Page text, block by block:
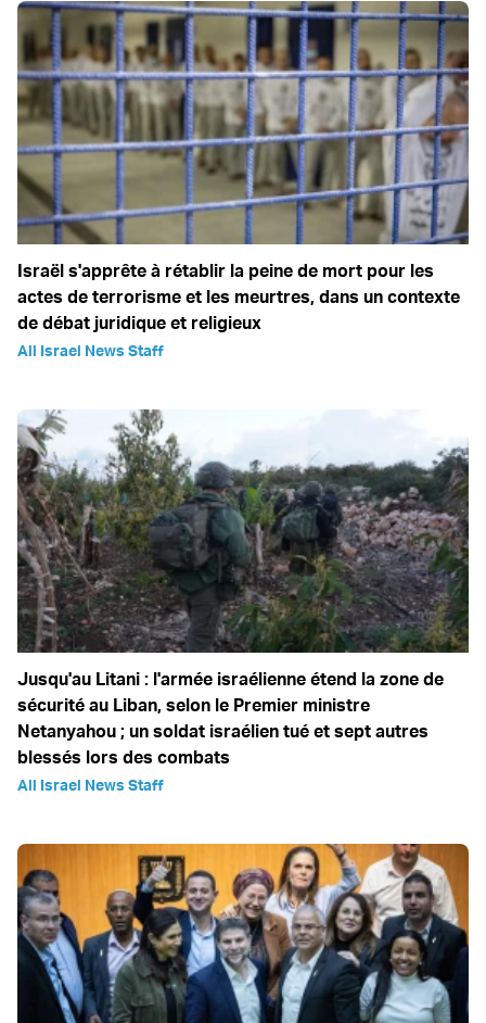
Israël s'apprête à rétablir la peine de mort pour les
actes de terrorisme et les meurtres, dans un contexte
de débat juridique et religieux
All Israel News Staff
Jusqu'au Litani : l'armée israélienne étend la zone de
sécurité au Liban, selon le Premier ministre
Netanyahou ; un soldat israélien tué et sept autres
blessés lors des combats
All Israel News Staff